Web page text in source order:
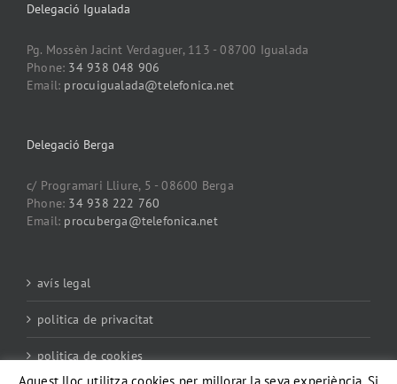
Delegació Igualada
Pg. Mossèn Jacint Verdaguer, 113 - 08700 Igualada
Phone: 34 938 048 906
Email: procuigualada@telefonica.net
Delegació Berga
c/ Programari Lliure, 5 - 08600 Berga
Phone: 34 938 222 760
Email: procuberga@telefonica.net
avís legal
politica de privacitat
politica de cookies